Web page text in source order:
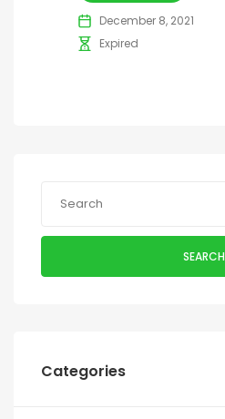
December 8, 2021
Expired
SEARCH
Categories